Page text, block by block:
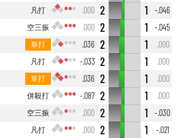
凡打 .000 2 1
-.046
空三振 .000 2 1
-.045
単打 .036 2 1
.000
凡打 -.033 2 1
.000
単打 .036 2 1
.000
併殺打 -.087 2 1
.000
空三振 .000 2 1
-.030
凡打 .000 2 1
-.021